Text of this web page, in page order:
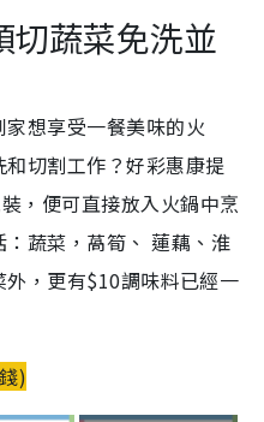
切蔬菜免洗並
想享受一餐美味的火
切割工作？好彩惠康提
，便可直接放入火鍋中烹
：蔬菜，萵筍、 蓮藕、淮
，更有$10調味料已經一
)